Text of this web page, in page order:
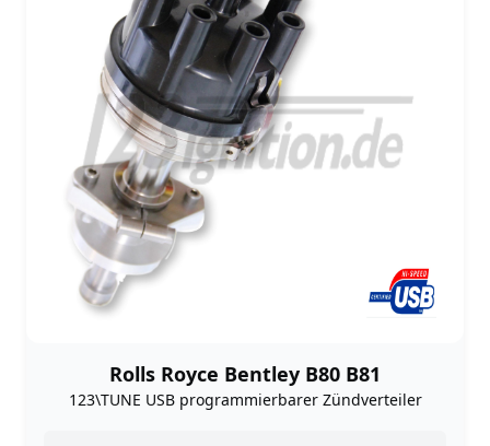
Rolls Royce Bentley B80 B81
123\TUNE USB programmierbarer Zündverteiler